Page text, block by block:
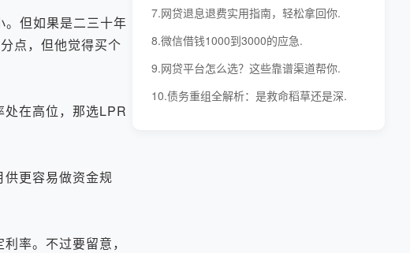
但如果是二三十年
点，但他觉得买个
在高位，那选LPR
更容易做资金规
率。不过要留意，
7.网贷退息退费实用指南，轻松拿回你.
8.微信借钱1000到3000的应急.
9.网贷平台怎么选？这些靠谱渠道帮你.
10.债务重组全解析：是救命稻草还是深.